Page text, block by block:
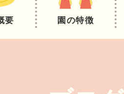
要 園の特徴